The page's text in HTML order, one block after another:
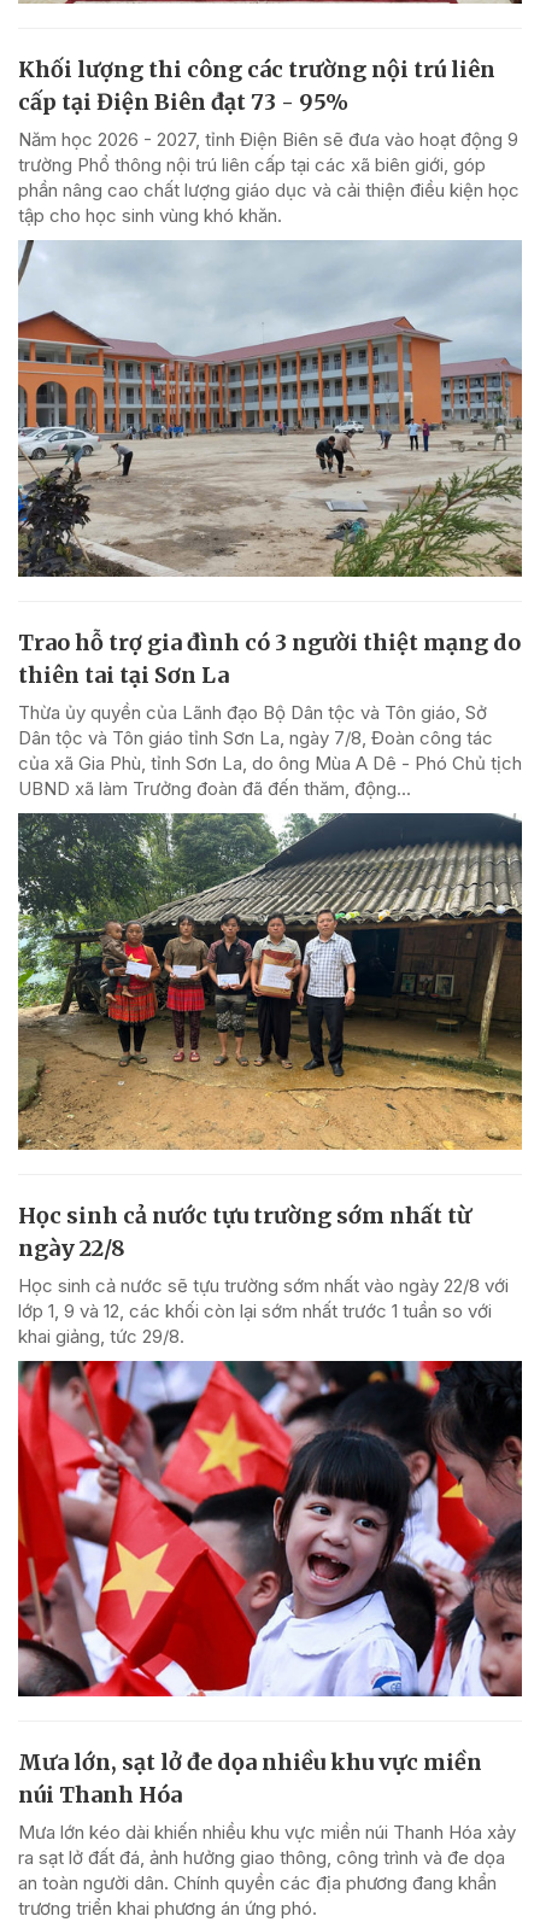
Khối lượng thi công các trường nội trú liên
cấp tại Điện Biên đạt 73 - 95%
Năm học 2026 - 2027, tỉnh Điện Biên sẽ đưa vào hoạt động 9
trường Phổ thông nội trú liên cấp tại các xã biên giới, góp
phần nâng cao chất lượng giáo dục và cải thiện điều kiện học
tập cho học sinh vùng khó khăn.
Trao hỗ trợ gia đình có 3 người thiệt mạng do
thiên tai tại Sơn La
Thừa ủy quyền của Lãnh đạo Bộ Dân tộc và Tôn giáo, Sở
Dân tộc và Tôn giáo tỉnh Sơn La, ngày 7/8, Đoàn công tác
của xã Gia Phù, tỉnh Sơn La, do ông Mùa A Dê - Phó Chủ tịch
UBND xã làm Trưởng đoàn đã đến thăm, động...
Học sinh cả nước tựu trường sớm nhất từ
ngày 22/8
Học sinh cả nước sẽ tựu trường sớm nhất vào ngày 22/8 với
lớp 1, 9 và 12, các khối còn lại sớm nhất trước 1 tuần so với
khai giảng, tức 29/8.
Mưa lớn, sạt lở đe dọa nhiều khu vực miền
núi Thanh Hóa
Mưa lớn kéo dài khiến nhiều khu vực miền núi Thanh Hóa xảy
ra sạt lở đất đá, ảnh hưởng giao thông, công trình và đe dọa
an toàn người dân. Chính quyền các địa phương đang khẩn
trương triển khai phương án ứng phó.